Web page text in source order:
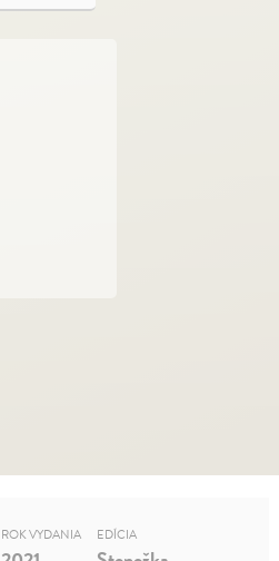
ROK VYDANIA EDÍCIA